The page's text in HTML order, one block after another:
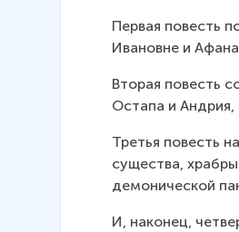
Первая повесть
Ивановне и
Вторая повесть
Остапа и Андрия,
Третья повесть
существа,
демонической
И, наконец,